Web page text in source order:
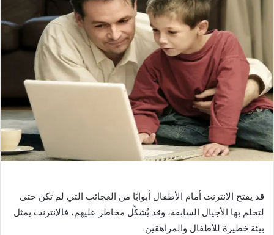
قد يفتح الإنترنت أمام الأطفال أبوابًا من العجائب التي لم تكن حتى
لتحلم بها الأجيال السابقة، وقد يُشكِّل مخاطر عليهم، فالإنترنت يمثل
بيئة خطيرة للأطفال والمراهقين.